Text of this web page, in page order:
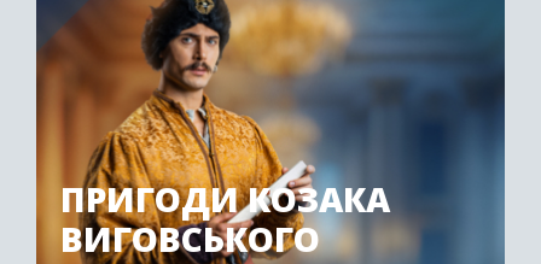
ПРИГОДИ КОЗАКА
ВИГОВСЬКОГО